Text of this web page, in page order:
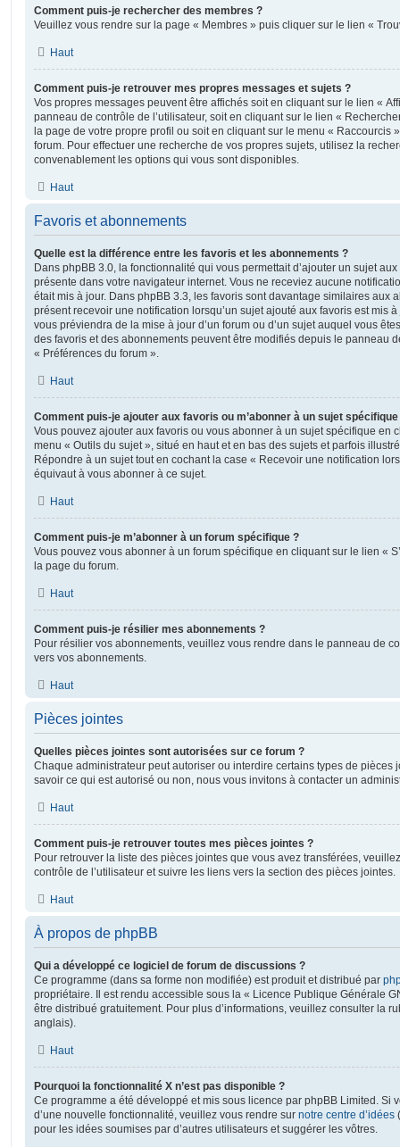
Comment puis-je rechercher des membres ?
Veuillez vous rendre sur la page « Membres » puis cliquer sur le lien «
Haut
Comment puis-je retrouver mes propres messages et sujets ?
Vos propres messages peuvent être affichés soit en cliquant sur le lien «
panneau de contrôle de l’utilisateur, soit en cliquant sur le lien «
la page de votre propre profil ou soit en cliquant sur le menu « Raccourcis
forum. Pour effectuer une recherche de vos propres sujets, utilisez la
convenablement les options qui vous sont disponibles.
Haut
Favoris et abonnements
Quelle est la différence entre les favoris et les abonnements ?
Dans phpBB 3.0, la fonctionnalité qui vous permettait d’ajouter un sujet
présente dans votre navigateur internet. Vous ne receviez aucune
était mis à jour. Dans phpBB 3.3, les favoris sont davantage similaires aux
présent recevoir une notification lorsqu’un sujet ajouté aux favoris est mis
vous préviendra de la mise à jour d’un forum ou d’un sujet auquel vous
des favoris et des abonnements peuvent être modifiés depuis le panneau
« Préférences du forum ».
Haut
Comment puis-je ajouter aux favoris ou m’abonner à un sujet spécifique
Vous pouvez ajouter aux favoris ou vous abonner à un sujet spécifique en
menu « Outils du sujet », situé en haut et en bas des sujets et parfois
Répondre à un sujet tout en cochant la case « Recevoir une notification
équivaut à vous abonner à ce sujet.
Haut
Comment puis-je m’abonner à un forum spécifique ?
Vous pouvez vous abonner à un forum spécifique en cliquant sur le lien «
la page du forum.
Haut
Comment puis-je résilier mes abonnements ?
Pour résilier vos abonnements, veuillez vous rendre dans le panneau de
vers vos abonnements.
Haut
Pièces jointes
Quelles pièces jointes sont autorisées sur ce forum ?
Chaque administrateur peut autoriser ou interdire certains types de pièces
savoir ce qui est autorisé ou non, nous vous invitons à contacter un
Haut
Comment puis-je retrouver toutes mes pièces jointes ?
Pour retrouver la liste des pièces jointes que vous avez transférées,
contrôle de l’utilisateur et suivre les liens vers la section des pièces jointes.
Haut
À propos de phpBB
Qui a développé ce logiciel de forum de discussions ?
Ce programme (dans sa forme non modifiée) est produit et distribué par
propriétaire. Il est rendu accessible sous la « Licence Publique Générale
être distribué gratuitement. Pour plus d’informations, veuillez consulter la
anglais).
Haut
Pourquoi la fonctionnalité X n’est pas disponible ?
Ce programme a été développé et mis sous licence par phpBB Limited. Si
d’une nouvelle fonctionnalité, veuillez vous rendre sur notre centre d’idées
pour les idées soumises par d’autres utilisateurs et suggérer les vôtres.